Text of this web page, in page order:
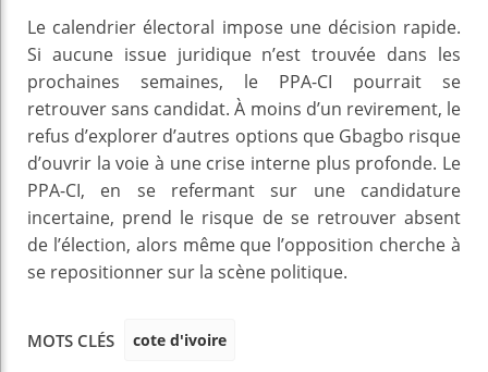
Le calendrier électoral impose une décision rapide.
Si aucune issue juridique n’est trouvée dans les
prochaines semaines, le PPA-CI pourrait se
retrouver sans candidat. À moins d’un revirement, le
refus d’explorer d’autres options que Gbagbo risque
d’ouvrir la voie à une crise interne plus profonde. Le
PPA-CI, en se refermant sur une candidature
incertaine, prend le risque de se retrouver absent
de l’élection, alors même que l’opposition cherche à
se repositionner sur la scène politique.
MOTS CLÉS cote d'ivoire